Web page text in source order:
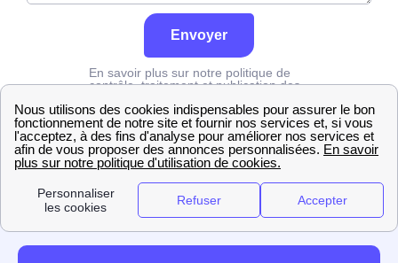
Envoyer
En savoir plus sur notre politique de
contrôle, traitement et publication des
Edf Meurthe-et-Moselle Lexy